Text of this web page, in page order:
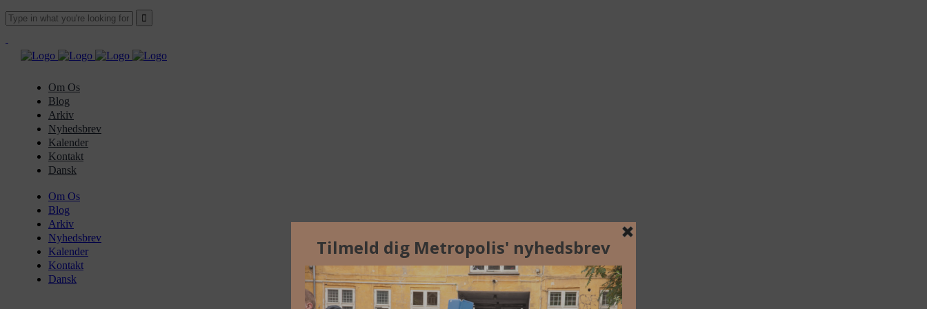
Om Os
Blog
Arkiv
Nyhedsbrev
Kalender
Kontakt
Dansk
Om Os
Blog
Arkiv
Nyhedsbrev
Kalender
Kontakt
Dansk